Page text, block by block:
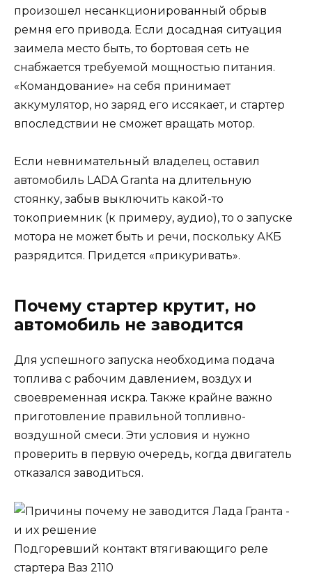
произошел несанкционированный обрыв
ремня его привода. Если досадная ситуация
заимела место быть, то бортовая сеть не
снабжается требуемой мощностью питания.
«Командование» на себя принимает
аккумулятор, но заряд его иссякает, и стартер
впоследствии не сможет вращать мотор.
Если невнимательный владелец оставил
автомобиль LADA Granta на длительную
стоянку, забыв выключить какой-то
токоприемник (к примеру, аудио), то о запуске
мотора не может быть и речи, поскольку АКБ
разрядится. Придется «прикуривать».
Почему стартер крутит, но
автомобиль не заводится
Для успешного запуска необходима подача
топлива с рабочим давлением, воздух и
своевременная искра. Также крайне важно
приготовление правильной топливно-
воздушной смеси. Эти условия и нужно
проверить в первую очередь, когда двигатель
отказался заводиться.
Подгоревший контакт втягивающиго реле
стартера Ваз 2110